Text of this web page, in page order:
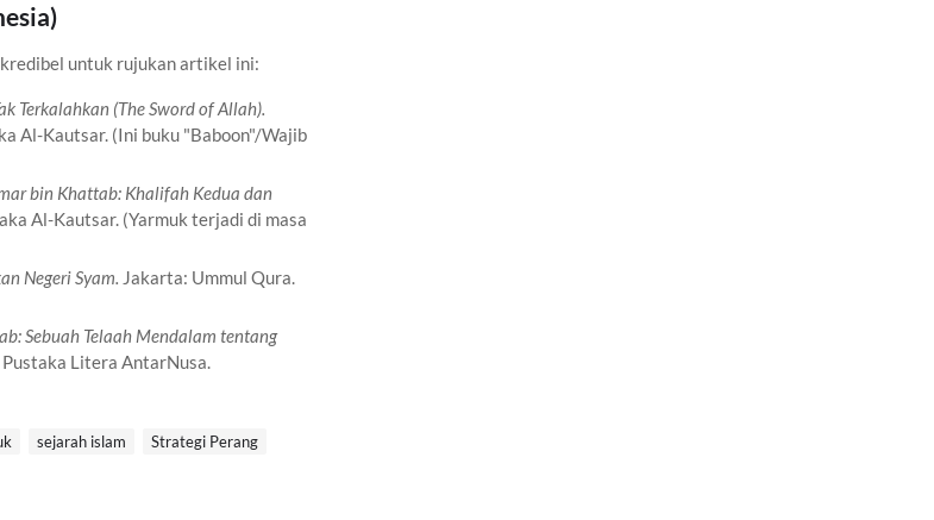
untuk rujukan artikel ini:
Terkalahkan (The Sword of Allah).
Al-Kautsar. (Ini buku "Baboon"/Wajib
bin Khattab: Khalifah Kedua dan
Al-Kautsar. (Yarmuk terjadi di masa
Negeri Syam. Jakarta: Ummul Qura.
Sebuah Telaah Mendalam tentang
Pustaka Litera AntarNusa.
sejarah islam Strategi Perang